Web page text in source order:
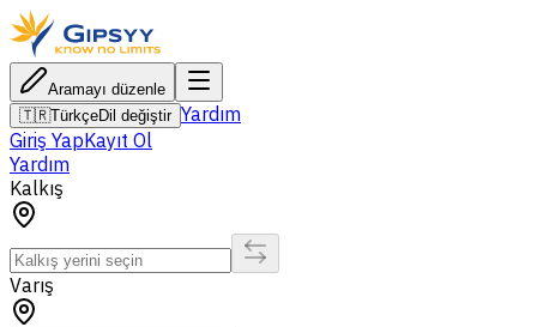
Aramayı düzenle
🇹🇷TürkçeDil değiştir Yardım
Giriş YapKayıt Ol
Yardım
Kalkış
Varış